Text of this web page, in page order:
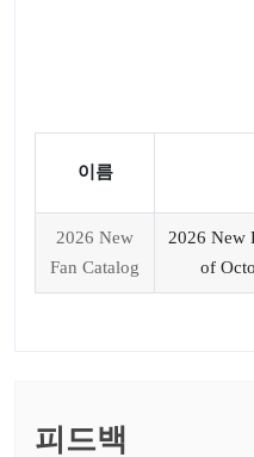
이름
2026 New
Fan Catalog
2026 New
of
피드백